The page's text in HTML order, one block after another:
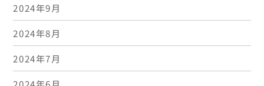
2024年9月
2024年8月
2024年7月